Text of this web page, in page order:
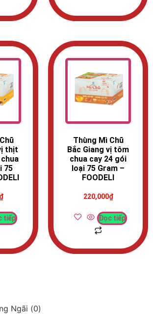
Ngãi (0)
thịt
75
tiếp
Thùng Mì Chũ
Bắc Giang vị tôm
chua cay 24 gói
loại 75 Gram –
FOODELI
220,000₫
Đọc tiếp